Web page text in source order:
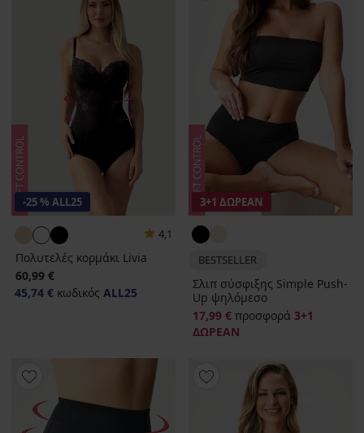
-25 % ALL25
4,1
Πολυτελές κορμάκι Livia
60,99 €
45,74 € κωδικός ALL25
3+1 ΔΩΡΕΑΝ
BESTSELLER
Σλιπ σύσφιξης Simple Push-
Up ψηλόμεσο
17,99 € προσφορά 3+1
ΔΩΡΕΑΝ